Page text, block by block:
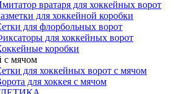
вратаря для хоккейных ворот
для хоккейной коробки
для флорбольных ворот
для хоккейных ворот
коробки
с мячом
для хоккейных ворот с мячом
для хоккея с мячом